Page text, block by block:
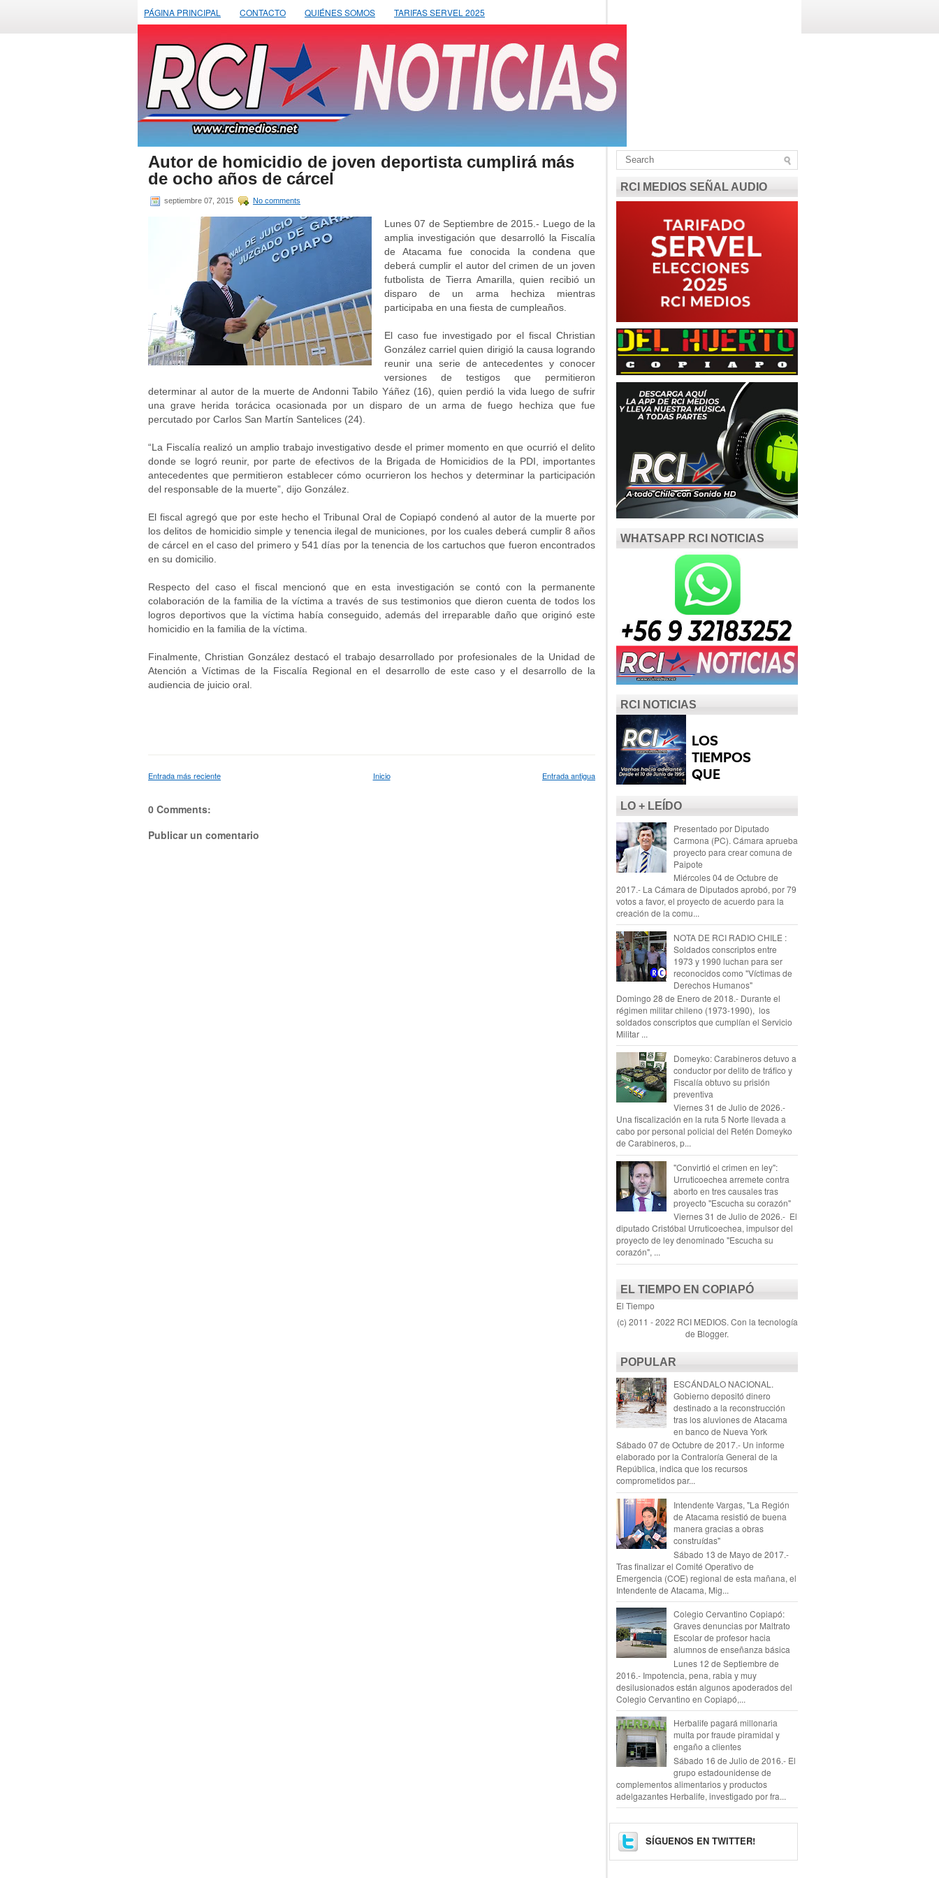
PÁGINA PRINCIPAL CONTACTO QUIÉNES SOMOS TARIFAS SERVEL 2025
Autor de homicidio de joven deportista cumplirá más
de ocho años de cárcel
septiembre 07, 2015 No comments
Lunes 07 de Septiembre de 2015.- Luego de la
amplia investigación que desarrolló la Fiscalía
de Atacama fue conocida la condena que
deberá cumplir el autor del crimen de un joven
futbolista de Tierra Amarilla, quien recibió un
disparo de un arma hechiza mientras
participaba en una fiesta de cumpleaños.
El caso fue investigado por el fiscal Christian
González carriel quien dirigió la causa logrando
reunir una serie de antecedentes y conocer
versiones de testigos que permitieron
determinar al autor de la muerte de Andonni Tabilo Yáñez (16), quien perdió la vida luego de sufrir
una grave herida torácica ocasionada por un disparo de un arma de fuego hechiza que fue
percutado por Carlos San Martín Santelices (24).
“La Fiscalía realizó un amplio trabajo investigativo desde el primer momento en que ocurrió el delito
donde se logró reunir, por parte de efectivos de la Brigada de Homicidios de la PDI, importantes
antecedentes que permitieron establecer cómo ocurrieron los hechos y determinar la participación
del responsable de la muerte”, dijo González.
El fiscal agregó que por este hecho el Tribunal Oral de Copiapó condenó al autor de la muerte por
los delitos de homicidio simple y tenencia ilegal de municiones, por los cuales deberá cumplir 8 años
de cárcel en el caso del primero y 541 días por la tenencia de los cartuchos que fueron encontrados
en su domicilio.
Respecto del caso el fiscal mencionó que en esta investigación se contó con la permanente
colaboración de la familia de la víctima a través de sus testimonios que dieron cuenta de todos los
logros deportivos que la víctima había conseguido, además del irreparable daño que originó este
homicidio en la familia de la víctima.
Finalmente, Christian González destacó el trabajo desarrollado por profesionales de la Unidad de
Atención a Víctimas de la Fiscalía Regional en el desarrollo de este caso y el desarrollo de la
audiencia de juicio oral.
Entrada más reciente Entrada antigua
Inicio
0 Comments:
Publicar un comentario
RCI MEDIOS SEÑAL AUDIO
WHATSAPP RCI NOTICIAS
RCI NOTICIAS
LO + LEÍDO
Presentado por Diputado
Carmona (PC). Cámara aprueba
proyecto para crear comuna de
Paipote
Miércoles 04 de Octubre de
2017.- La Cámara de Diputados aprobó, por 79
votos a favor, el proyecto de acuerdo para la
creación de la comu...
NOTA DE RCI RADIO CHILE :
Soldados conscriptos entre
1973 y 1990 luchan para ser
reconocidos como "Víctimas de
Derechos Humanos"
Domingo 28 de Enero de 2018.- Durante el
régimen militar chileno (1973-1990), los
soldados conscriptos que cumplían el Servicio
Militar ...
Domeyko: Carabineros detuvo a
conductor por delito de tráfico y
Fiscalía obtuvo su prisión
preventiva
Viernes 31 de Julio de 2026.-
Una fiscalización en la ruta 5 Norte llevada a
cabo por personal policial del Retén Domeyko
de Carabineros, p...
"Convirtió el crimen en ley":
Urruticoechea arremete contra
aborto en tres causales tras
proyecto "Escucha su corazón"
Viernes 31 de Julio de 2026.- El
diputado Cristóbal Urruticoechea, impulsor del
proyecto de ley denominado "Escucha su
corazón", ...
EL TIEMPO EN COPIAPÓ
El Tiempo
(c) 2011 - 2022 RCI MEDIOS. Con la tecnología
de Blogger.
POPULAR
ESCÁNDALO NACIONAL.
Gobierno depositó dinero
destinado a la reconstrucción
tras los aluviones de Atacama
en banco de Nueva York
Sábado 07 de Octubre de 2017.- Un informe
elaborado por la Contraloría General de la
República, indica que los recursos
comprometidos par...
Intendente Vargas, "La Región
de Atacama resistió de buena
manera gracias a obras
construídas"
Sábado 13 de Mayo de 2017.-
Tras finalizar el Comité Operativo de
Emergencia (COE) regional de esta mañana, el
Intendente de Atacama, Mig...
Colegio Cervantino Copiapó:
Graves denuncias por Maltrato
Escolar de profesor hacia
alumnos de enseñanza básica
Lunes 12 de Septiembre de
2016.- Impotencia, pena, rabia y muy
desilusionados están algunos apoderados del
Colegio Cervantino en Copiapó,...
Herbalife pagará millonaria
multa por fraude piramidal y
engaño a clientes
Sábado 16 de Julio de 2016.- El
grupo estadounidense de
complementos alimentarios y productos
adelgazantes Herbalife, investigado por fra...
SÍGUENOS EN TWITTER!